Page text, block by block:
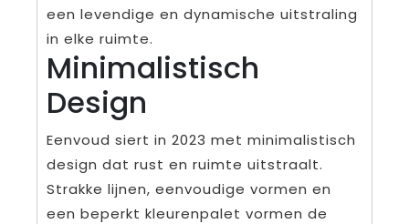
een levendige en dynamische uitstraling
in elke ruimte.
Minimalistisch
Design
Eenvoud siert in 2023 met minimalistisch
design dat rust en ruimte uitstraalt.
Strakke lijnen, eenvoudige vormen en
een beperkt kleurenpalet vormen de